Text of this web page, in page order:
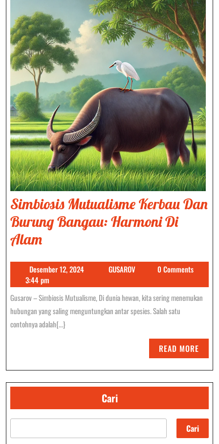
Simbiosis Mutualisme Kerbau Dan
Burung Bangau: Harmoni Di
AlamSimbiosis
Kerbau
Dan
Burung
Bangau:
Alam
Desember 12, 2024Desember
2024
GUSAROVGUSAROV0 Comments
3:44 pm
Gusarov – Simbiosis Mutualisme, Di dunia hewan, kita sering menemukan
hubungan yang saling menguntungkan antar spesies. Salah satu
contohnya adalah{...}
READ MORE
MORE
Cari
Cari